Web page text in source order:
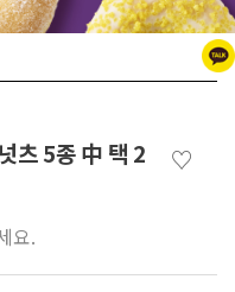
츠 5종 中 택 2
♡
요.